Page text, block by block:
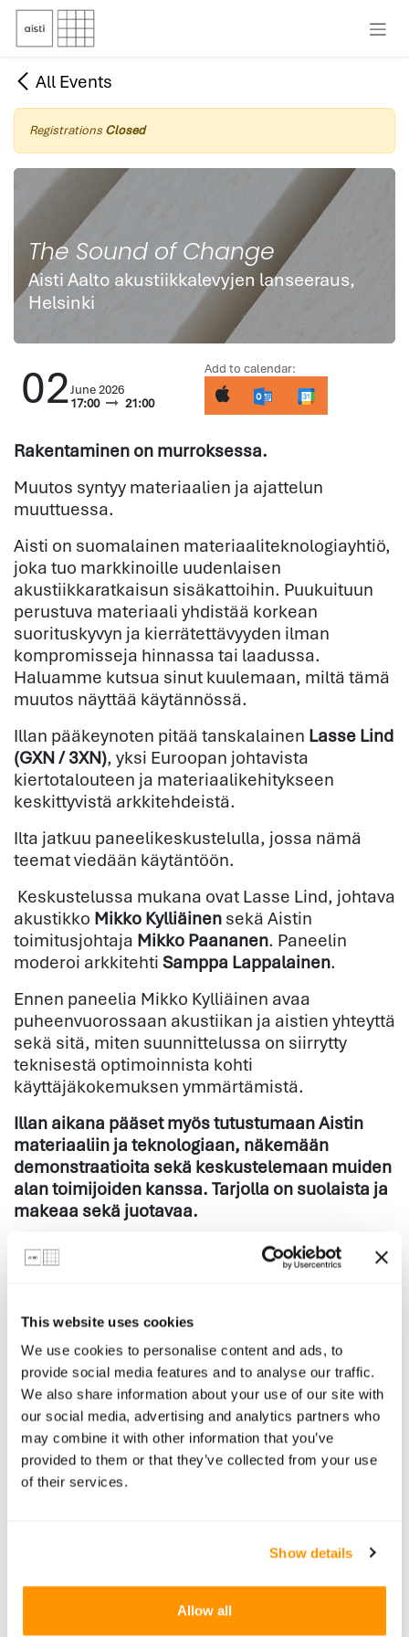
This website uses cookies
We use cookies to personalise content and ads, to
provide social media features and to analyse our traffic.
We also share information about your use of our site with
our social media, advertising and analytics partners who
may combine it with other information that you’ve
provided to them or that they’ve collected from your use
of their services.
Show details
Allow all
Skip to Content
All Events
Registrations Closed
The Sound of Change
Aisti Aalto akustiikkalevyjen lanseeraus,
Helsinki
02June 2026
17:00
21:00
Add to calendar:
Rakentaminen on murroksessa.
Muutos syntyy materiaalien ja ajattelun
muuttuessa.
Aisti on suomalainen materiaaliteknologiayhtiö,
joka tuo markkinoille uudenlaisen
akustiikkaratkaisun sisäkattoihin. Puukuituun
perustuva materiaali yhdistää korkean
suorituskyvyn ja kierrätettävyyden ilman
kompromisseja hinnassa tai laadussa.
Haluamme kutsua sinut kuulemaan, miltä tämä
muutos näyttää käytännössä.
Illan pääkeynoten pitää tanskalainen Lasse Lind
(GXN / 3XN), yksi Euroopan johtavista
kiertotalouteen ja materiaalikehitykseen
keskittyvistä arkkitehdeistä.
Ilta jatkuu paneelikeskustelulla, jossa nämä
teemat viedään käytäntöön.
Keskustelussa mukana ovat Lasse Lind, johtava
akustikko Mikko Kylliäinen sekä Aistin
toimitusjohtaja Mikko Paananen. Paneelin
moderoi arkkitehti Samppa Lappalainen.
Ennen paneelia Mikko Kylliäinen avaa
puheenvuorossaan akustiikan ja aistien yhteyttä
sekä sitä, miten suunnittelussa on siirrytty
teknisestä optimoinnista kohti
käyttäjäkokemuksen ymmärtämistä.
Illan aikana pääset myös tutustumaan Aistin
materiaaliin ja teknologiaan, näkemään
demonstraatioita sekä keskustelemaan muiden
alan toimijoiden kanssa. Tarjolla on suolaista ja
makeaa sekä juotavaa.
ilmoittautumisjärjestyksessä.
Olet lämpimästi tervetullut tilaisuuteen.
Event Info
Tapahtumapaikka